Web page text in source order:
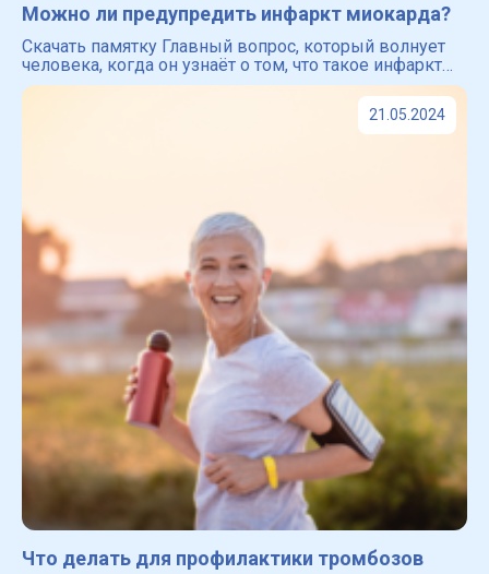
Можно ли предупредить инфаркт миокарда?
Скачать памятку Главный вопрос, который волнует
человека, когда он узнаёт о том, что такое инфаркт
миокарда ― можно ли избежать инфаркта и как это
сделать? Забегая вперёд мы хотим успокоить вас ―
21.05.2024
Что делать для профилактики тромбозов